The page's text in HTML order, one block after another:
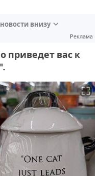
внизу
Реклама
приведет вас к